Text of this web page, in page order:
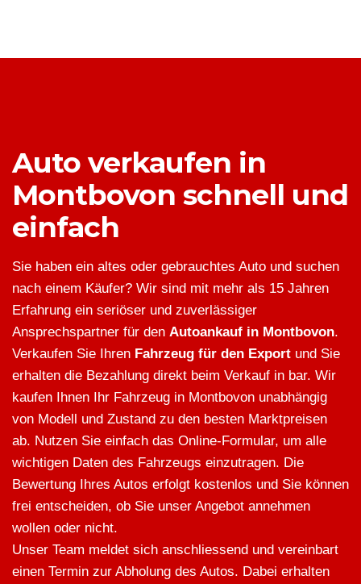
Auto verkaufen in
Montbovon schnell und
einfach
Sie haben ein altes oder gebrauchtes Auto und suchen
nach einem Käufer? Wir sind mit mehr als 15 Jahren
Erfahrung ein seriöser und zuverlässiger
Ansprechspartner für den Autoankauf in Montbovon.
Verkaufen Sie Ihren Fahrzeug für den Export und Sie
erhalten die Bezahlung direkt beim Verkauf in bar. Wir
kaufen Ihnen Ihr Fahrzeug in Montbovon unabhängig
von Modell und Zustand zu den besten Marktpreisen
ab. Nutzen Sie einfach das Online-Formular, um alle
wichtigen Daten des Fahrzeugs einzutragen. Die
Bewertung Ihres Autos erfolgt kostenlos und Sie können
frei entscheiden, ob Sie unser Angebot annehmen
wollen oder nicht.
Unser Team meldet sich anschliessend und vereinbart
einen Termin zur Abholung des Autos. Dabei erhalten